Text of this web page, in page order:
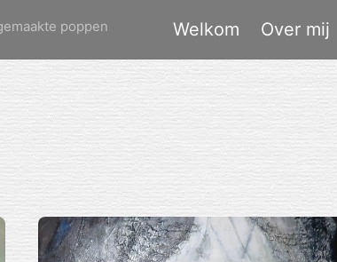
poppen Welkom Over mij